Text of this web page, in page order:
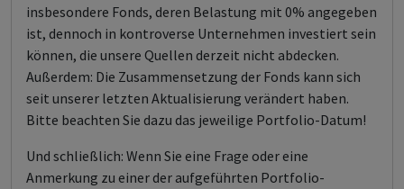
insbesondere Fonds, deren Belastung mit 0% angegeben
ist, dennoch in kontroverse Unternehmen investiert sein
können, die unsere Quellen derzeit nicht abdecken.
Außerdem: Die Zusammensetzung der Fonds kann sich
seit unserer letzten Aktualisierung verändert haben.
Bitte beachten Sie dazu das jeweilige Portfolio-Datum!
Und schließlich: Wenn Sie eine Frage oder eine
Anmerkung zu einer der aufgeführten Portfolio-